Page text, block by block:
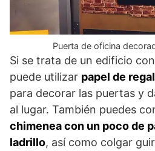
Puerta de oficina
Si se trata de un edificio
puede utilizar papel de
para decorar las puertas y
al lugar. También puedes
chimenea con un poco de
ladrillo, así como colgar